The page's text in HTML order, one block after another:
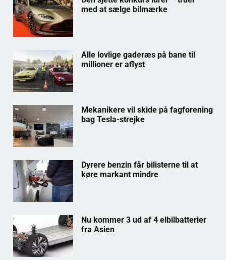
med at sælge bilmærke
Alle lovlige gaderæs på bane til
millioner er aflyst
Mekanikere vil skide på fagforening
bag Tesla-strejke
Dyrere benzin får bilisterne til at
køre markant mindre
Nu kommer 3 ud af 4 elbilbatterier
fra Asien